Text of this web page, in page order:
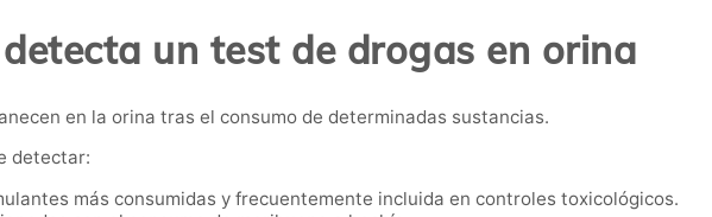
un test de drogas en orina
en la orina tras el consumo de determinadas sustancias.
detectar:
más consumidas y frecuentemente incluida en controles toxicológicos.